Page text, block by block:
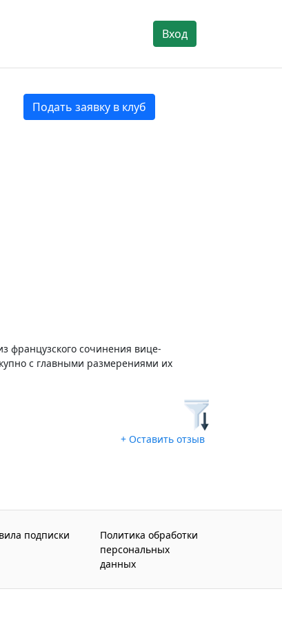
Вход
Подать заявку в клуб
французского сочинения вице-
с главными размерениями их
+ Оставить отзыв
подписки
Политика обработки
персональных
данных